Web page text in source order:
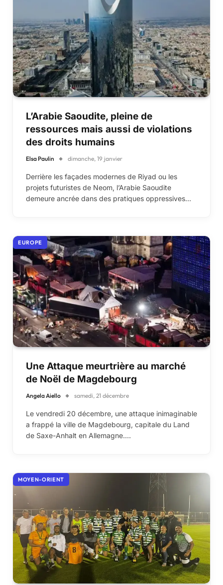
L’Arabie Saoudite, pleine de
ressources mais aussi de violations
des droits humains
Elsa Paulin dimanche, 19 janvier
Derrière les façades modernes de Riyad ou les
projets futuristes de Neom, l’Arabie Saoudite
demeure ancrée dans des pratiques oppressives…
EUROPE
Une Attaque meurtrière au marché
de Noël de Magdebourg
Angela Aiello samedi, 21 décembre
Le vendredi 20 décembre, une attaque inimaginable
a frappé la ville de Magdebourg, capitale du Land
de Saxe-Anhalt en Allemagne.…
MOYEN-ORIENT